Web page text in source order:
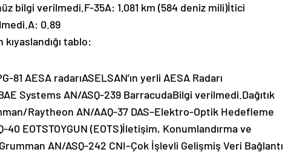
bilgi verilmedi.F-35A: 1.081 km (584 deniz mili)İtici
0.89
tablo:
AESA radarıASELSAN’ın yerli AESA Radarı
Systems AN/ASQ-239 BarracudaBilgi verilmedi.Dağıtık
Raytheon AN/AAQ-37 DAS–Elektro-Optik Hedefleme
EOTSTOYGUN (EOTS)İletişim, Konumlandırma ve
AN/ASQ-242 CNI–Çok İşlevli Gelişmiş Veri Bağlantı